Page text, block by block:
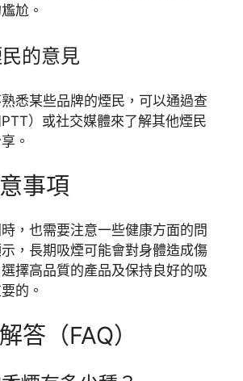
尬。
的意見
悉某些品牌的煙民，可以通過查
）或社交媒體來了解其他煙民
。
事項
，也需要注意一些健康方面的問
，長期吸煙可能會對身體造成傷
擇高品質的產品及保持良好的吸
的。
答（FAQ）